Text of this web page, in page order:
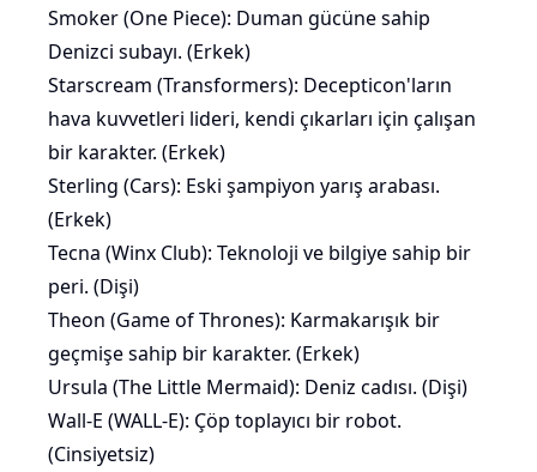
Smoker (One Piece): Duman gücüne sahip
Denizci subayı. (Erkek)
Starscream (Transformers): Decepticon'ların
hava kuvvetleri lideri, kendi çıkarları için çalışan
bir karakter. (Erkek)
Sterling (Cars): Eski şampiyon yarış arabası.
(Erkek)
Tecna (Winx Club): Teknoloji ve bilgiye sahip bir
peri. (Dişi)
Theon (Game of Thrones): Karmakarışık bir
geçmişe sahip bir karakter. (Erkek)
Ursula (The Little Mermaid): Deniz cadısı. (Dişi)
Wall-E (WALL-E): Çöp toplayıcı bir robot.
(Cinsiyetsiz)